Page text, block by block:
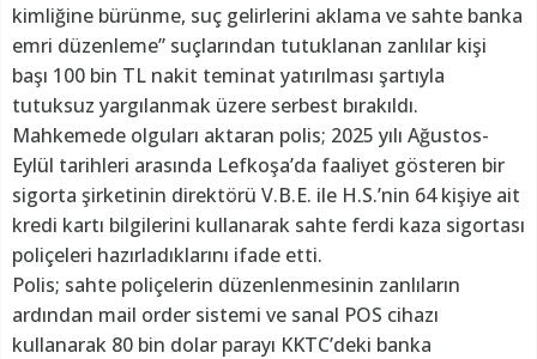
kimliğine bürünme, suç gelirlerini aklama ve sahte banka
emri düzenleme” suçlarından tutuklanan zanlılar kişi
başı 100 bin TL nakit teminat yatırılması şartıyla
tutuksuz yargılanmak üzere serbest bırakıldı.
Mahkemede olguları aktaran polis; 2025 yılı Ağustos-
Eylül tarihleri arasında Lefkoşa’da faaliyet gösteren bir
sigorta şirketinin direktörü V.B.E. ile H.S.’nin 64 kişiye ait
kredi kartı bilgilerini kullanarak sahte ferdi kaza sigortası
poliçeleri hazırladıklarını ifade etti.
Polis; sahte poliçelerin düzenlenmesinin zanlıların
ardından mail order sistemi ve sanal POS cihazı
kullanarak 80 bin dolar parayı KKTC’deki banka